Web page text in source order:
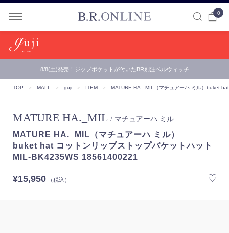
0
8/8(土)発売！ジップポケットが付いたBR別注ベルウィッチ
TOP ＞ MALL ＞ guji ＞ ITEM ＞ MATURE HA._MIL（マチュアーハ ミル） buket
MATURE HA._MIL / マチュアーハ ミル
MATURE HA._MIL（マチュアーハ ミル）
buket hat コットンリップストップバケットハット
MIL-BK4235WS 18561400221
¥15,950（税込）